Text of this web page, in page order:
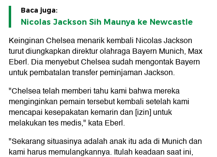
Baca juga:
Nicolas Jackson Sih Maunya ke Newcastle
Keinginan Chelsea menarik kembali Nicolas Jackson
turut diungkapkan direktur olahraga Bayern Munich, Max
Eberl. Dia menyebut Chelsea sudah mengontak Bayern
untuk pembatalan transfer peminjaman Jackson.
"Chelsea telah memberi tahu kami bahwa mereka
menginginkan pemain tersebut kembali setelah kami
mencapai kesepakatan kemarin dan [izin] untuk
melakukan tes medis," kata Eberl.
"Sekarang situasinya adalah anak itu ada di Munich dan
kami harus memulangkannya. Itulah keadaan saat ini,